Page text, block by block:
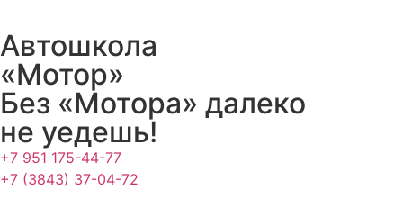
Автошкола
«Мотор»
Без «Мотора» далеко
не уедешь!
+7 951 175-44-77
+7 (3843) 37-04-72